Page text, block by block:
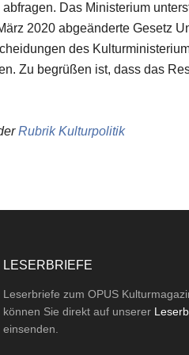
Das Ministerium
2020 abgeänderte Gesetz
des
Zu begrüßen ist, dass das
Rubrik Kulturpolitik
LESERBRIEFE
Leserbriefe zum OPUS
können Sie direkt auf unserer
einsenden.